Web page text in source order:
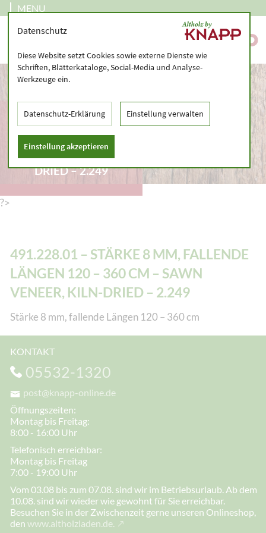
MENU
491.228.01 – STÄRKE 8
MM, FALLENDE
LÄNGEN 120 – 360 CM
– SAWN VENEER, KILN-
DRIED – 2.249
?>
491.228.01 – STÄRKE 8 MM, FALLENDE
LÄNGEN 120 – 360 CM – SAWN
VENEER, KILN-DRIED – 2.249
Stärke 8 mm, fallende Längen 120 – 360 cm
KONTAKT
05532-1320
post@knapp-online.de
Öffnungszeiten:
Montag bis Freitag:
8:00 - 16:00 Uhr
Telefonisch erreichbar:
Montag bis Freitag
7:00 - 19:00 Uhr
Vom 03.08 bis zum 07.08. sind wir im Betriebsurlaub. Ab dem
10.08. sind wir wieder wie gewohnt für Sie erreichbar.
Besuchen Sie in der Zwischenzeit gerne unseren Onlineshop,
den www.altholzladen.de.
Datenschutz
Diese Website setzt Cookies sowie externe Dienste wie
Schriften, Blätterkataloge, Social-Media und Analyse-
Werkzeuge ein.
Datenschutz-Erklärung Einstellung verwalten
Einstellung akzeptieren